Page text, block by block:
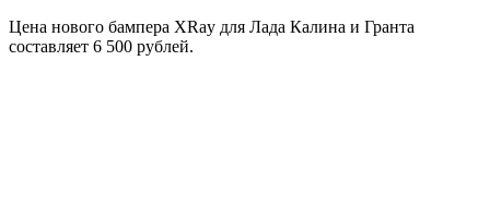
Цена нового бампера XRay для Лада Калина и Гранта
составляет 6 500 рублей.